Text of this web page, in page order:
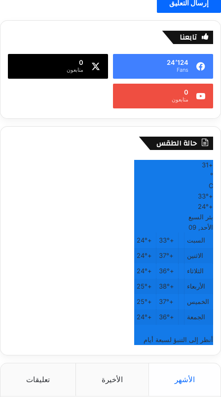
تابعنا
24٬124
Fans
0
متابعون
0
متابعون
حالة الطقس
+
31
°
C
+
33°
+
24°
بئر السبع
الأحد, 09
السبت
+
33°
+
24°
الاثنين
+
37°
+
24°
الثلاثاء
+
36°
+
24°
الأربعاء
+
38°
+
25°
الخميس
+
37°
+
25°
الجمعة
+
36°
+
24°
أنظر إلى التنبؤ لسبعة أيام
الأشهر الأخيرة تعليقات